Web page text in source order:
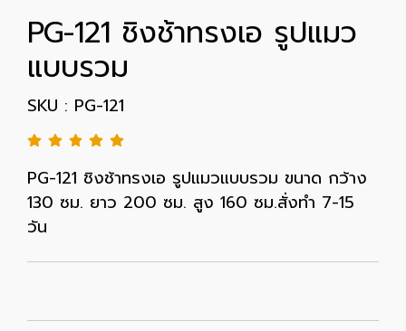
PG-121 ชิงช้าทรงเอ รูปแมว
แบบรวม
SKU : PG-121
PG-121 ชิงช้าทรงเอ รูปแมวแบบรวม ขนาด กว้าง
130 ซม. ยาว 200 ซม. สูง 160 ซม.สั่งทำ 7-15
วัน